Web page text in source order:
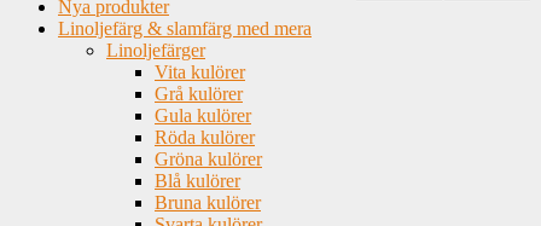
Nya produkter
Linoljefärg & slamfärg med mera
Linoljefärger
Vita kulörer
Grå kulörer
Gula kulörer
Röda kulörer
Gröna kulörer
Blå kulörer
Bruna kulörer